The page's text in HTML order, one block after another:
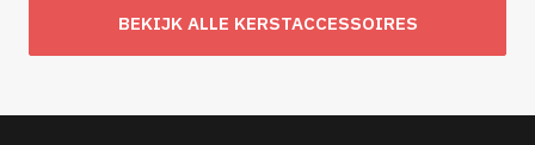
BEKIJK ALLE KERSTACCESSOIRES